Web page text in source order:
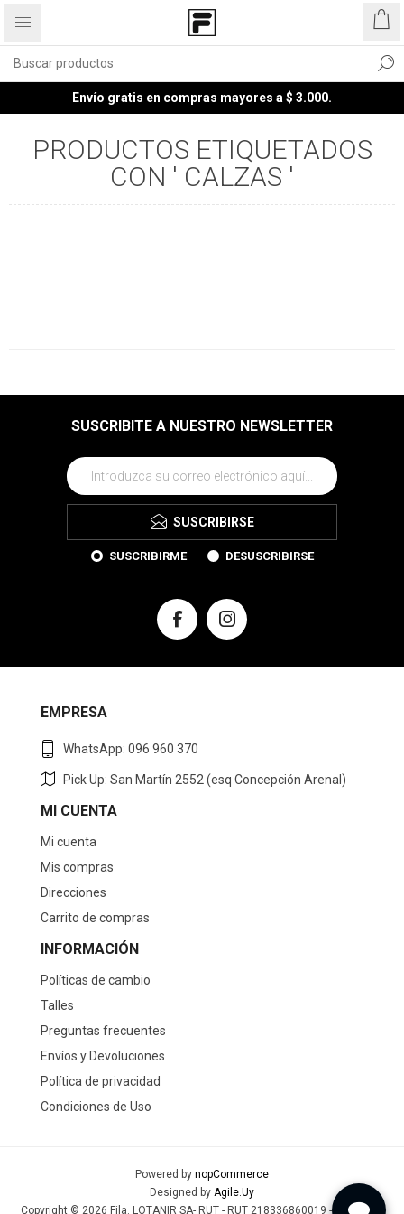
Envío gratis en compras mayores a $ 3.000.
PRODUCTOS ETIQUETADOS
CON ' CALZAS '
SUSCRIBITE A NUESTRO NEWSLETTER
SUSCRIBIRSE
SUSCRIBIRME DESUSCRIBIRSE
EMPRESA
WhatsApp: 096 960 370
Pick Up: San Martín 2552 (esq Concepción Arenal)
MI CUENTA
Mi cuenta
Mis compras
Direcciones
Carrito de compras
INFORMACIÓN
Políticas de cambio
Talles
Preguntas frecuentes
Envíos y Devoluciones
Política de privacidad
Condiciones de Uso
Powered by nopCommerce
Designed by Agile.Uy
Copyright © 2026 Fila. LOTANIR SA- RUT - RUT 218336860019 - Todos los